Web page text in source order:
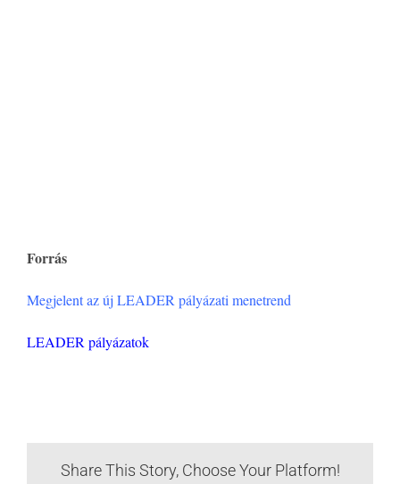
Forrás
Megjelent az új LEADER pályázati menetrend
LEADER pályázatok
Share This Story, Choose Your Platform!